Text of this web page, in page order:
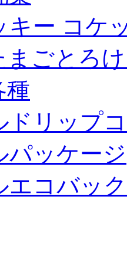
キー コケ
まごとろ
種
ドリップ
パッケージ
エコバッ